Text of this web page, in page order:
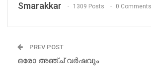
Smarakkar 1309 Posts 0 Comments
PREV POST
ഒരോ അഞ്ച് വര്‍ഷവും